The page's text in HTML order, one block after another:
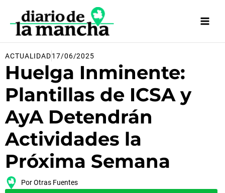
contenido
ACTUALIDAD17/06/2025
Huelga Inminente:
Plantillas de ICSA y
AyA Detendrán
Actividades la
Próxima Semana
PorOtras Fuentes